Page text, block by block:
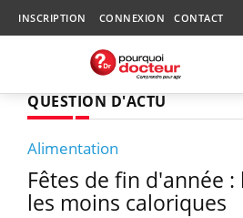
INSCRIPTION CONNEXION CONTACT
QUESTION D'ACTU
Alimentation
Fêtes de fin d'année
les moins caloriques